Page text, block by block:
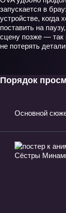
запускается в
устройстве, когда
поставить на
сцену позже — так
не потерять
Порядок
Основной